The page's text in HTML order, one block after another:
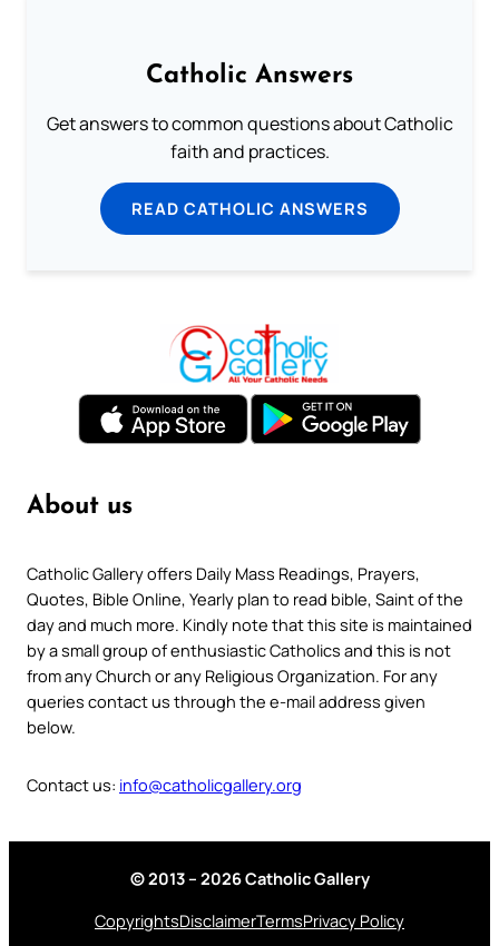
Catholic Answers
Get answers to common questions about Catholic
faith and practices.
READ CATHOLIC ANSWERS
About us
Catholic Gallery offers Daily Mass Readings, Prayers,
Quotes, Bible Online, Yearly plan to read bible, Saint of the
day and much more. Kindly note that this site is maintained
by a small group of enthusiastic Catholics and this is not
from any Church or any Religious Organization. For any
queries contact us through the e-mail address given
below.
Contact us: info@catholicgallery.org
© 2013 – 2026 Catholic Gallery
CopyrightsDisclaimerTermsPrivacy Policy